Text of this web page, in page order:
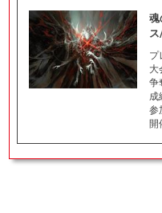
魂
プ
大
争
成
参
開